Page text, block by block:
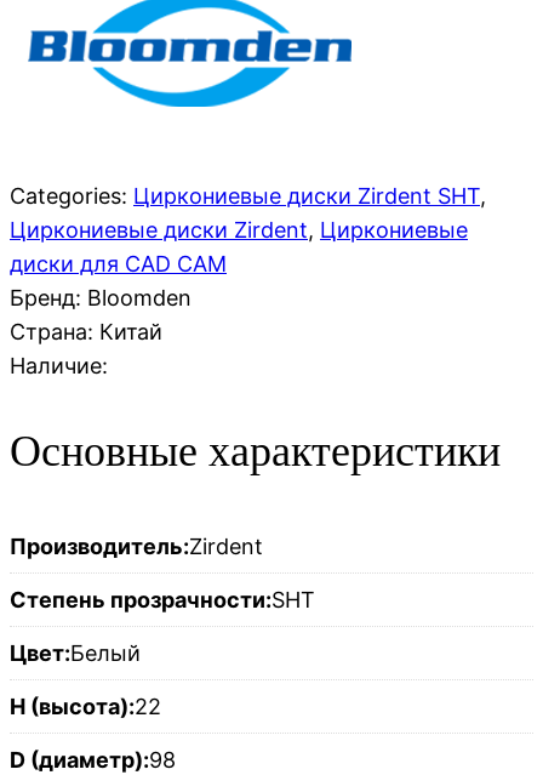
Categories: Циркониевые диски Zirdent SHT,
Циркониевые диски Zirdent, Циркониевые
диски для CAD CAM
Бренд: Bloomden
Страна: Китай
Наличие:
Основные характеристики
Производитель:Zirdent
Степень прозрачности:SHT
Цвет:Белый
H (высота):22
D (диаметр):98